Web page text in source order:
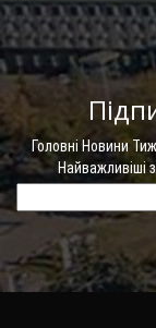
Головні Новини
Найважливіші